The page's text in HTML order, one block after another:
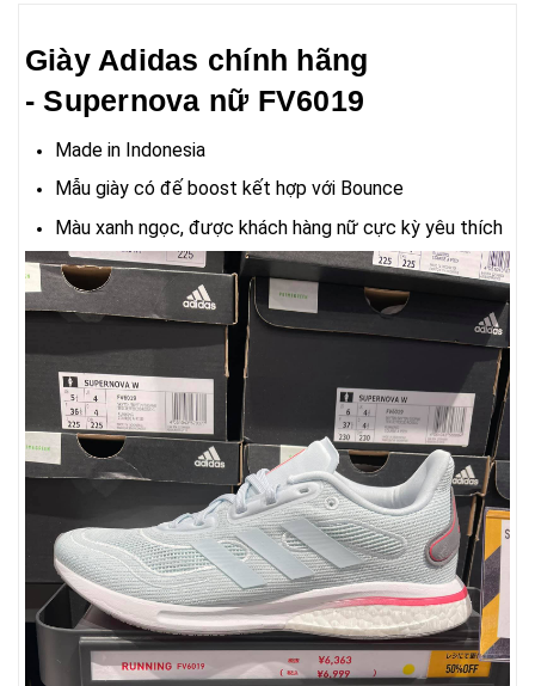
Giày Adidas chính hãng
- Supernova nữ FV6019
Made in Indonesia
Mẫu giày có đế boost kết hợp với Bounce
Màu xanh ngọc, được khách hàng nữ cực kỳ yêu thích